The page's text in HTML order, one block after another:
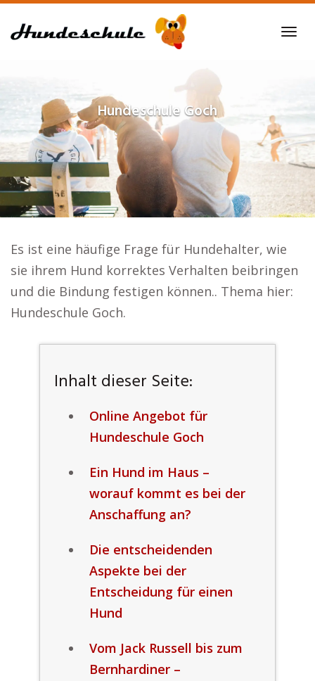
to
HundeschuleGoch
Es ist eine häufige Frage für Hundehalter, wie
sie ihrem Hund korrektes Verhalten beibringen
und die Bindung festigen können.. Thema hier:
Hundeschule Goch.
Inhalt dieser Seite:
Online Angebot für
Hundeschule Goch
Ein Hund im Haus –
worauf kommt es bei der
Anschaffung an?
Die entscheidenden
Aspekte bei der
Entscheidung für einen
Hund
Vom Jack Russell bis zum
Bernhardiner –